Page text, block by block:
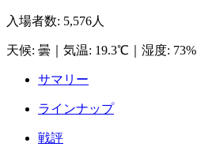
入場者数: 5,576人
天候: 曇 気温: 19.3℃ 湿度: 73%
サマリー
ラインナップ
戦評